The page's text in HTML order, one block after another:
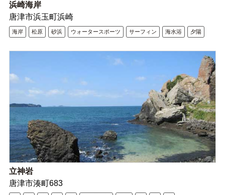
浜崎海岸
唐津市浜玉町浜崎
海岸 松原 砂浜 ウォータースポーツ サーフィン 海水浴 夕陽
立神岩
唐津市湊町683